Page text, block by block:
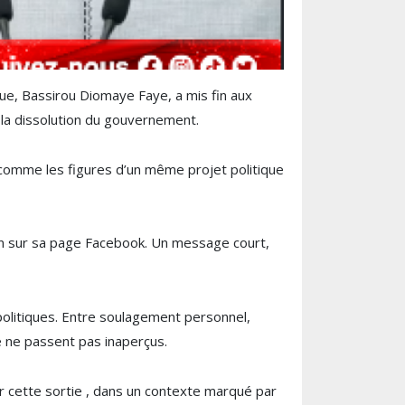
Bassirou Diomaye Faye, a mis fin aux
dissolution du gouvernement.
les figures d’un même projet politique
sa page Facebook. Un message court,
Entre soulagement personnel,
passent pas inaperçus.
cette sortie , dans un contexte marqué par